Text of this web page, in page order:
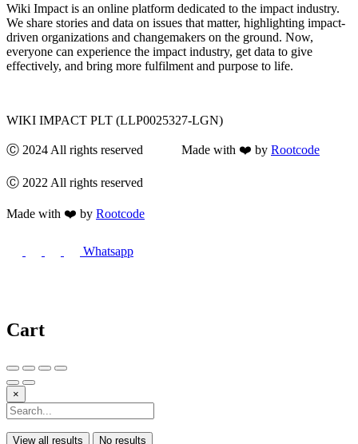
Wiki Impact is an online platform dedicated to the impact industry.
We share stories and data on issues that matter, highlighting impact-
driven organizations and changemakers on the ground. Now,
everyone can experience the impact industry, get data to give
effectively, and bring more fulfilment and purpose to life.
WIKI IMPACT PLT (LLP0025327-LGN)
Ⓒ 2024 All rights reserved Made with ❤️ by Rootcode
Ⓒ 2022 All rights reserved
Made with ❤️ by Rootcode
Whatsapp
Cart
×
View all results No results